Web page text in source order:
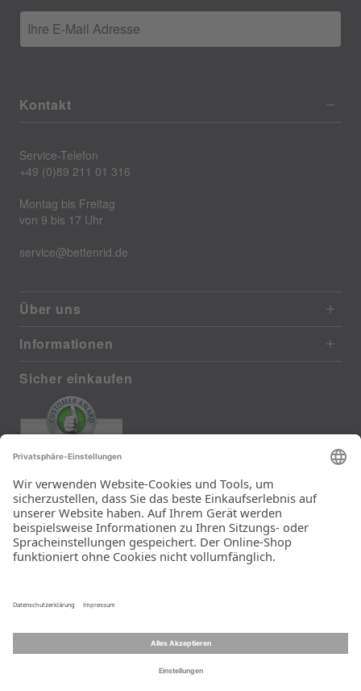
Ihre E-Mail Adresse
Kontakt
Service-Telefon
+49 (0)89 211 01 316
Montag bis Freitag
von 9 bis 17 Uhr
service@bettenrid.de
Über uns
Informationen
Sicher einkaufen
385 reviews from real customers
(last 12 months)
Total: 11283
Die Auswahl und die
Einfachheit der
Bestellung.